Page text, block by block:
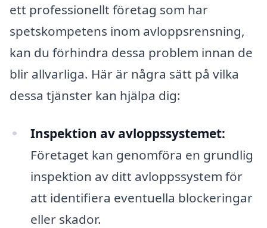
ett professionellt företag som har
spetskompetens inom avloppsrensning,
kan du förhindra dessa problem innan de
blir allvarliga. Här är några sätt på vilka
dessa tjänster kan hjälpa dig:
Inspektion av avloppssystemet:
Företaget kan genomföra en grundlig
inspektion av ditt avloppssystem för
att identifiera eventuella blockeringar
eller skador.